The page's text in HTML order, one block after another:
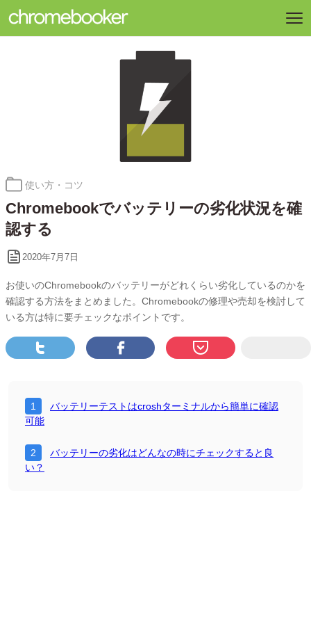
カ
ゴ
リ
ー:
使い方・コツ
Chromebookでバッテリーの劣化状況を確
認する
2020年7月7日
お使いのChromebookのバッテリーがどれくらい劣化しているのかを
確認する方法をまとめました。Chromebookの修理や売却を検討して
いる方は特に要チェックなポイントです。
バッテリーテストはcroshターミナルから簡単に確認
可能
バッテリーの劣化はどんなの時にチェックすると良
い？